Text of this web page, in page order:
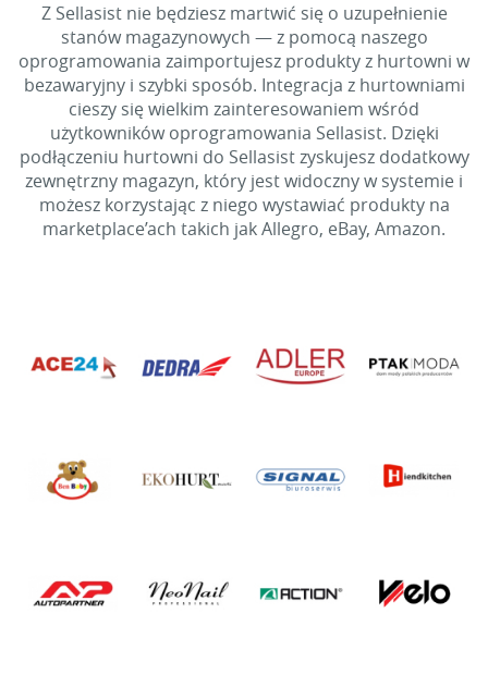
Z Sellasist nie będziesz martwić się o uzupełnienie
stanów magazynowych — z pomocą naszego
oprogramowania zaimportujesz produkty z hurtowni w
bezawaryjny i szybki sposób. Integracja z hurtowniami
cieszy się wielkim zainteresowaniem wśród
użytkowników oprogramowania Sellasist. Dzięki
podłączeniu hurtowni do Sellasist zyskujesz dodatkowy
zewnętrzny magazyn, który jest widoczny w systemie i
możesz korzystając z niego wystawiać produkty na
marketplace’ach takich jak Allegro, eBay, Amazon.